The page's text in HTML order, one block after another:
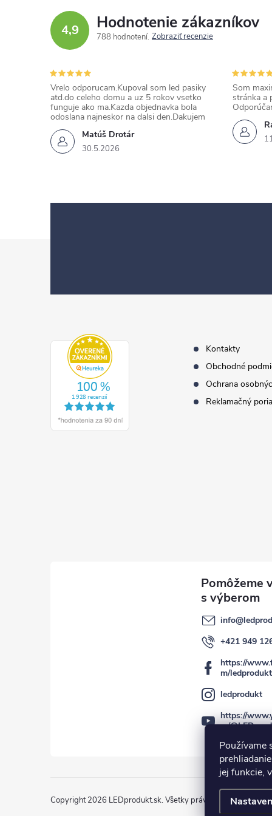
Používame
jej funkcie,
4,9 Hodnotenie zákazníkov
788 hodnotení Zobraziť recenzie
Matúš Drotár
30.5.2026
Vrelo odporucam.Kupoval som led pasiky
atd.do celeho domu a uz 5 rokov vsetko
funguje ako ma.Kazda objednavka bola
odoslana najneskor na dalsi den.Dakujem
Som
stránka a
Kontakty
Obchodné
Ochrana
Reklamačný
info@
+421 949
https://
m/
ledprodukt
https://
m/
Copyright 2026 LEDprodukt.sk. Všetky práva vyhradené.